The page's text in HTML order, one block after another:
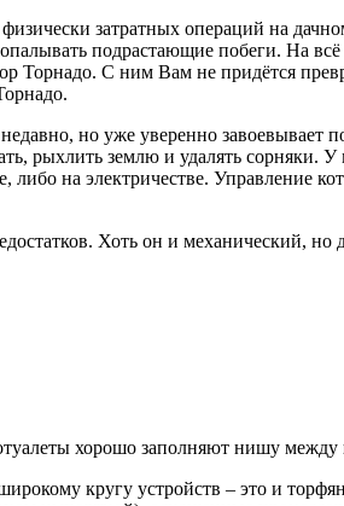
затратных операций на
подрастающие побеги. На
С ним Вам не придётся
но уже уверенно завоевывает
рыхлить землю и удалять сорняки.
либо на электричестве. Управление
Хоть он и механический,
хорошо заполняют нишу
кругу устройств – это и